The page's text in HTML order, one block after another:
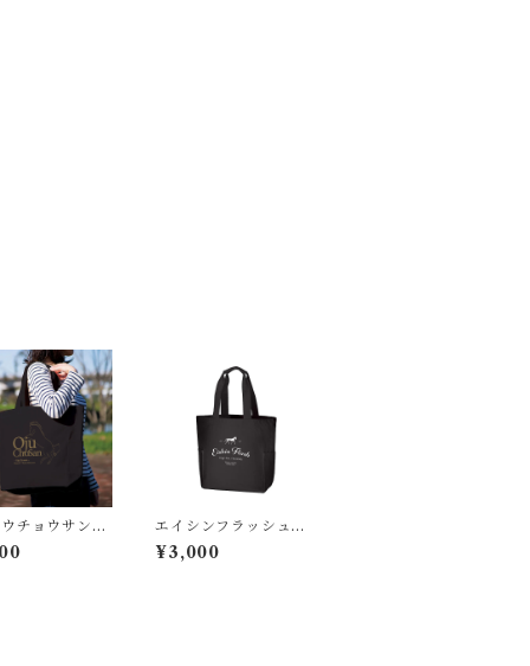
チョウサン厚
バッグ
エイシンフラッシュ厚
手トートバッグ
¥3,000